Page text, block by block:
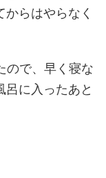
らはやらなく
ので、早く寝な
に入ったあと